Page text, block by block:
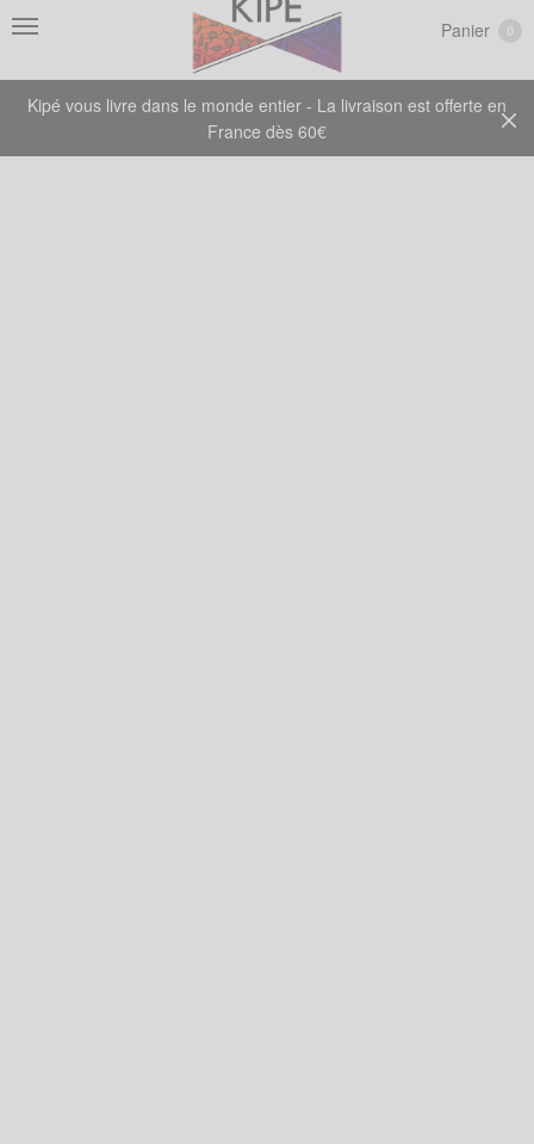
Kipé vous livre dans le monde entier - La livraison est offerte en
France dès 60€
Panier